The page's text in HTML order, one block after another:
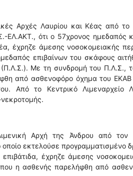
Αρχές Λαυρίου και Κέας από το
ΕΛ.ΑΚΤ., ότι ο 57χρονος ημεδαπός
έχρηζε άμεσης νοσοκομειακής
επιβαίνων του σκάφους
Με τη συνδρομή του Π.Λ.Σ.,
από ασθενοφόρο όχημα του ΕΚΑΒ
Από το Κεντρικό Λιμεναρχείο
Αρχή της Άνδρου από τον
εκτελούσε προγραμματισμένο
έχρηζε άμεσης
η ασθενής παρελήφθη από